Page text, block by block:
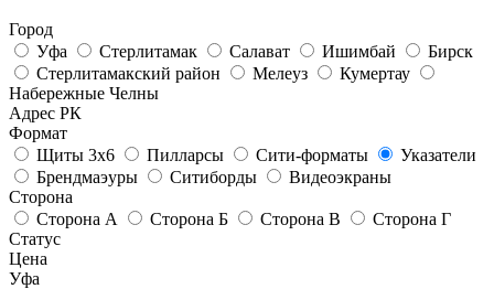
Город
Уфа
Стерлитамак Салават Ишимбай
Бирск
Стерлитамакский район
Мелеуз
Кумертау
Набережные Челны
Адрес РК
Формат
Щиты 3х6
Пилларсы Сити-форматы
Указатели
Брендмаэуры
Ситиборды
Видеоэкраны
Сторона
Сторона А
Сторона Б Сторона В
Сторона Г
Статус
Цена
Уфа